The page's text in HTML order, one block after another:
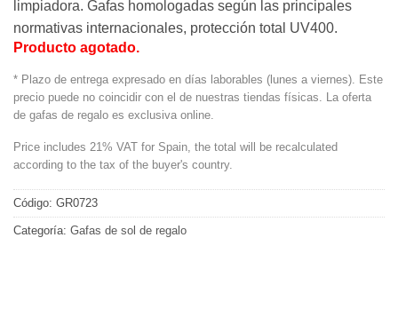
limpiadora. Gafas homologadas según las principales
normativas internacionales, protección total UV400.
Producto agotado.
* Plazo de entrega expresado en días laborables (lunes a viernes). Este
precio puede no coincidir con el de nuestras tiendas físicas. La oferta
de gafas de regalo es exclusiva online.
Price includes 21% VAT for Spain, the total will be recalculated
according to the tax of the buyer's country.
Código: GR0723
Categoría: Gafas de sol de regalo